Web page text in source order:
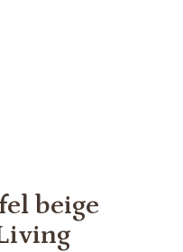
beige